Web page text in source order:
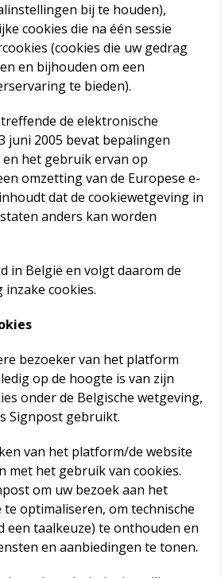
bij te houden),
cookies die na één sessie
(cookies die uw gedrag
en bijhouden om een
te bieden).
de elektronische
juni 2005 bevat bepalingen
het gebruik ervan op
omzetting van de Europese e-
dat de cookiewetgeving in
anders kan worden
in België en volgt daarom de
inzake cookies.
bezoeker van het platform
op de hoogte is van zijn
onder de Belgische wetgeving,
Signpost gebruikt.
van het platform/de website
met het gebruik van cookies.
om uw bezoek aan het
optimaliseren, om technische
een taalkeuze) te onthouden en
en aanbiedingen te tonen.